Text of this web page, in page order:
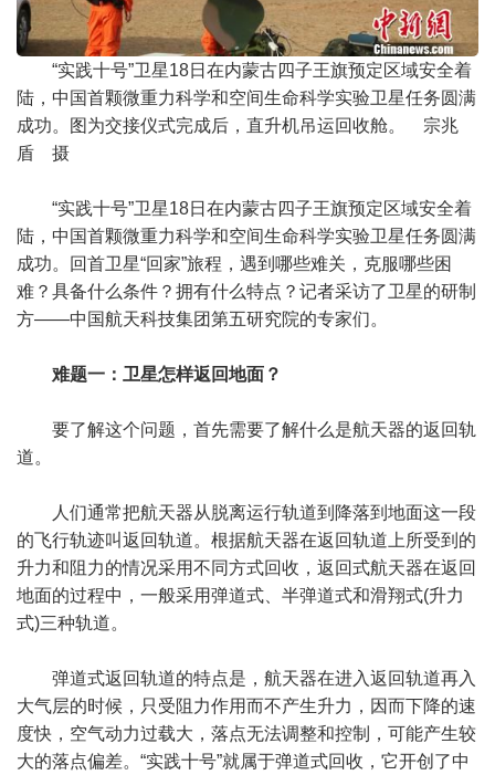
“实践十号”卫星18日在内蒙古四子王旗预定区域安全着
陆，中国首颗微重力科学和空间生命科学实验卫星任务圆满
成功。图为交接仪式完成后，直升机吊运回收舱。 宗兆
盾 摄
“实践十号”卫星18日在内蒙古四子王旗预定区域安全着
陆，中国首颗微重力科学和空间生命科学实验卫星任务圆满
成功。回首卫星“回家”旅程，遇到哪些难关，克服哪些困
难？具备什么条件？拥有什么特点？记者采访了卫星的研制
方——中国航天科技集团第五研究院的专家们。
难题一：卫星怎样返回地面？
要了解这个问题，首先需要了解什么是航天器的返回轨
道。
人们通常把航天器从脱离运行轨道到降落到地面这一段
的飞行轨迹叫返回轨道。根据航天器在返回轨道上所受到的
升力和阻力的情况采用不同方式回收，返回式航天器在返回
地面的过程中，一般采用弹道式、半弹道式和滑翔式(升力
式)三种轨道。
弹道式返回轨道的特点是，航天器在进入返回轨道再入
大气层的时候，只受阻力作用而不产生升力，因而下降的速
度快，空气动力过载大，落点无法调整和控制，可能产生较
大的落点偏差。“实践十号”就属于弹道式回收，它开创了中